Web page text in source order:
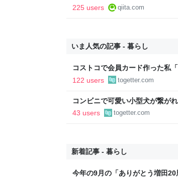
225 users
qiita.com
いま人気の記事 - 暮らし
コストコで会員カード作った私
ィブカードしか作りませんけど
122 users togetter.com
コンビニで可愛い小型犬が繋が
子連れの母親がやってきて、子
ろうか？」と言って犬に近づいて
43 users togetter.com
新着記事 - 暮らし
今年の9月の「ありがとう増田